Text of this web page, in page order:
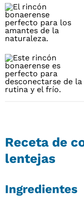
Receta de
lentejas
Ingredientes